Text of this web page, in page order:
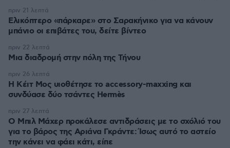
Ελικόπτερο «πάρκαρε» στο Σαρακήνικο για να κάνουν
μπάνιο οι επιβάτες του, δείτε βίντεο
πριν 21 λεπτά
Μια διαδρομή στην πόλη της Τήνου
πριν 22 λεπτά
Η Κέιτ Μος υιοθέτησε τo accessory-maxxing και
συνδύασε δύο τσάντες Hermès
πριν 26 λεπτά
Ο Μπιλ Μάχερ προκάλεσε αντιδράσεις με το σχόλιό του
για το βάρος της Αριάνα Γκράντε: Ίσως αυτό το αστείο
την κάνει να φάει κάτι, είπε
πριν 27 λεπτά